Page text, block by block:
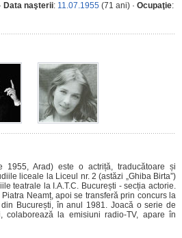
Data naşterii: 11.07.1955 (71 ani) · Ocupaţie:
1955, Arad) este o actriță, traducătoare și
liceale la Liceul nr. 2 (astăzi „Ghiba Birta”)
teatrale la I.A.T.C. București - secția actorie.
Neamț, apoi se transferă prin concurs la
București, în anul 1981. Joacă o serie de
colaborează la emisiuni radio-TV, apare în